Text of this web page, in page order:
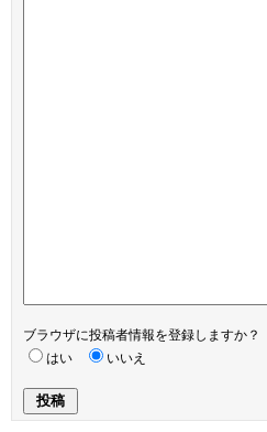
ブラウザに投稿者情報を登録しますか
はい
いいえ